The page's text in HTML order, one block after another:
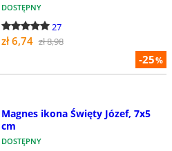
-25%
DOSTĘPNY
27
zł 6,74 zł 8,98
Magnes ikona Święty Józef, 7x5
cm
DOSTĘPNY